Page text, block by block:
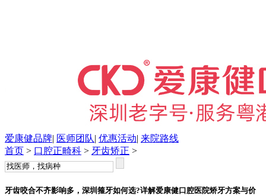
爱康健品牌| 医师团队| 优惠活动| 来院路线
首页 > 口腔正畸科 > 牙齿矫正 >
牙齿咬合不齐影响多，深圳箍牙如何选?详解爱康健口腔医院矫牙方案与价